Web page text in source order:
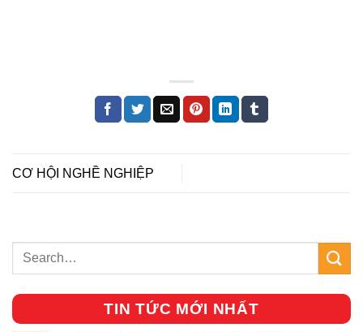
CƠ HỘI NGHỀ NGHIỆP
TIN TỨC MỚI NHẤT